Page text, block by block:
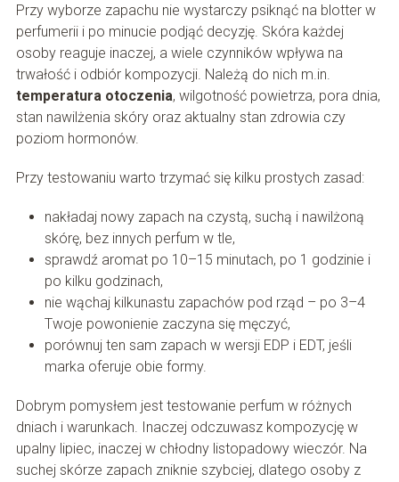
Przy wyborze zapachu nie wystarczy psiknąć na blotter w
perfumerii i po minucie podjąć decyzję. Skóra każdej
osoby reaguje inaczej, a wiele czynników wpływa na
trwałość i odbiór kompozycji. Należą do nich m.in.
temperatura otoczenia, wilgotność powietrza, pora dnia,
stan nawilżenia skóry oraz aktualny stan zdrowia czy
poziom hormonów.
Przy testowaniu warto trzymać się kilku prostych zasad:
nakładaj nowy zapach na czystą, suchą i nawilżoną
skórę, bez innych perfum w tle,
sprawdź aromat po 10–15 minutach, po 1 godzinie i
po kilku godzinach,
nie wąchaj kilkunastu zapachów pod rząd – po 3–4
Twoje powonienie zaczyna się męczyć,
porównuj ten sam zapach w wersji EDP i EDT, jeśli
marka oferuje obie formy.
Dobrym pomysłem jest testowanie perfum w różnych
dniach i warunkach. Inaczej odczuwasz kompozycję w
upalny lipiec, inaczej w chłodny listopadowy wieczór. Na
suchej skórze zapach zniknie szybciej, dlatego osoby z